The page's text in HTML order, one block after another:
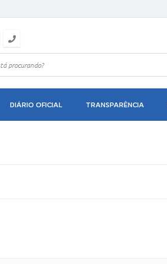
DIÁRIO OFICIAL TRANSPARÊNCIA